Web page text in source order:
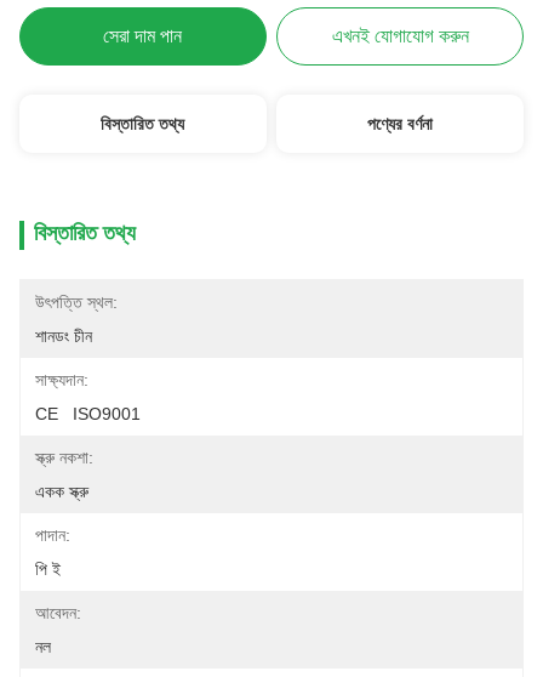
সেরা দাম পান এখনই যোগাযোগ করুন
বিস্তারিত তথ্য পণ্যের বর্ণনা
বিস্তারিত তথ্য
উৎপত্তি স্থল:
শানডং চীন
সাক্ষ্যদান:
CE   ISO9001
স্ক্রু নকশা:
একক স্ক্রু
পাদান:
পি ই
আবেদন:
নল